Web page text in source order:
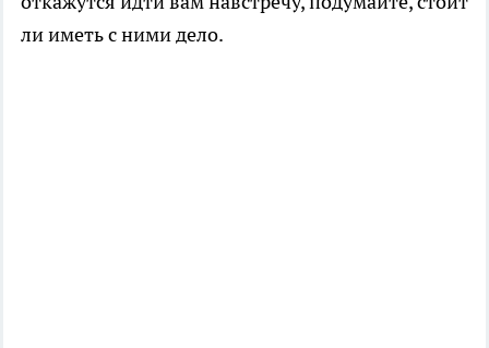
ли иметь с ними дело.